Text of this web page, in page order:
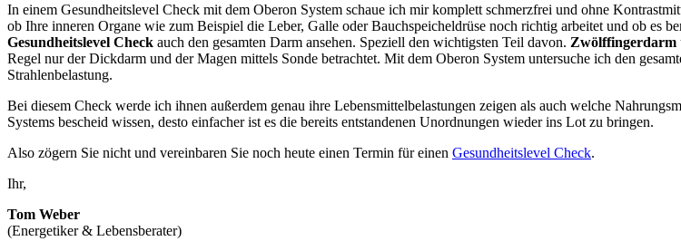
In einem Gesundheitslevel Check mit dem Oberon System schaue ich mir komplett schmerzfrei und ohne
ob Ihre inneren Organe wie zum Beispiel die Leber, Galle oder Bauchspeicheldrüse noch richtig arbeitet und ob es
Gesundheitslevel Check auch den gesamten Darm ansehen. Speziell den wichtigsten Teil davon. Zwölffingerdarm
Regel nur der Dickdarm und der Magen mittels Sonde betrachtet. Mit dem Oberon System untersuche ich den
Strahlenbelastung.
Bei diesem Check werde ich ihnen außerdem genau ihre Lebensmittelbelastungen zeigen als auch welche
Systems bescheid wissen, desto einfacher ist es die bereits entstandenen Unordnungen wieder ins Lot zu bringen.
Also zögern Sie nicht und vereinbaren Sie noch heute einen Termin für einen Gesundheitslevel Check.
Ihr,
Tom Weber
(Energetiker & Lebensberater)